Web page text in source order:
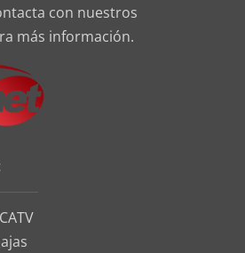
con nuestros
más información.